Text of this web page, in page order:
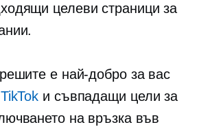
целеви страници за
е най-добро за вас
и съвпадащи цели за
на връзка във